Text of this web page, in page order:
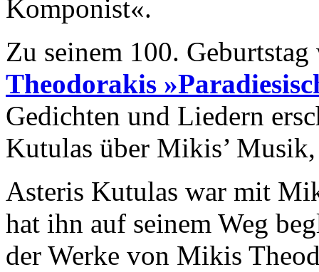
Komponist«.
Zu seinem 100.
Theodorakis
Gedichten und Liedern
Kutulas über Mikis’
Asteris Kutulas war mit
hat ihn auf seinem Weg
der Werke von Mikis